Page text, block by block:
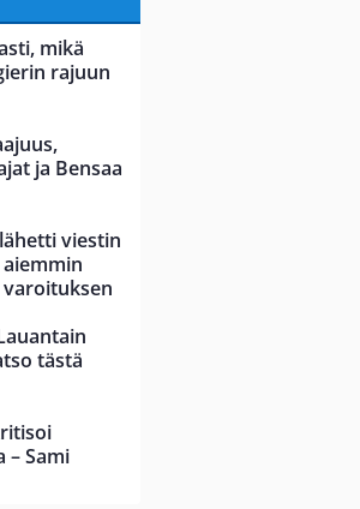
mikä
rajuun
ja Bensaa
viestin
varoituksen
tästä
– Sami